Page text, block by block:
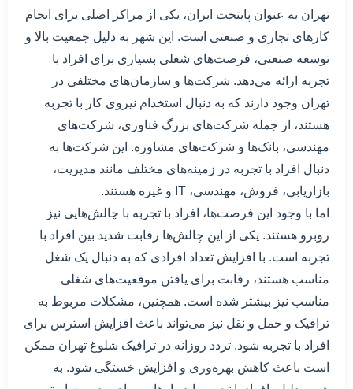
تهران به عنوان پایتخت ایران، یکی از مراکز اصلی برای انجام
کارهای تجاری و صنعتی است. این شهر به دلیل جمعیت بالا و
توسعه صنعتی، فرصت‌های شغلی بسیاری برای افراد با
تجربه ارائه می‌دهد. شرکت‌ها و سازمان‌های مختلفی در
تهران وجود دارند که به دنبال استخدام نیروی کار با تجربه
هستند، از جمله شرکت‌های بزرگ فناوری، شرکت‌های
مهندسی، بانک‌ها و شرکت‌های مشاوره. این شرکت‌ها به
دنبال افراد با تجربه در زمینه‌های مختلف مانند مدیریت،
بازاریابی، فروش، مهندسی، IT و غیره هستند.
اما با وجود این فرصت‌ها، افراد با تجربه با چالش‌هایی نیز
روبرو هستند. یکی از این چالش‌ها رقابت شدید بین افراد با
تجربه است. با افزایش تعداد افرادی که به دنبال یک شغل
مناسب هستند، رقابت برای یافتن موقعیت‌های شغلی
مناسب نیز بیشتر شده است. همچنین، مشکلات مربوط به
ترافیک و حمل و نقل نیز می‌تواند باعث افزایش استرس برای
افراد با تجربه شود. تردد روزانه در ترافیک شلوغ تهران ممکن
است باعث کاهش بهره‌وری و افزایش خستگی شود. به